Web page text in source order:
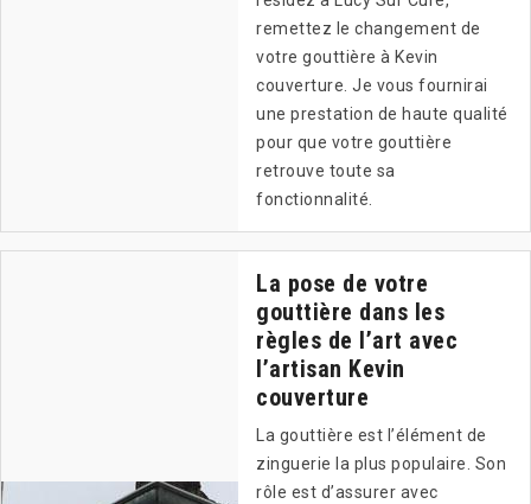
remettez le changement de
votre gouttière à Kevin
couverture. Je vous fournirai
une prestation de haute qualité
pour que votre gouttière
retrouve toute sa
fonctionnalité.
La pose de votre
gouttière dans les
règles de l’art avec
l’artisan Kevin
couverture
La gouttière est l’élément de
zinguerie la plus populaire. Son
rôle est d’assurer avec